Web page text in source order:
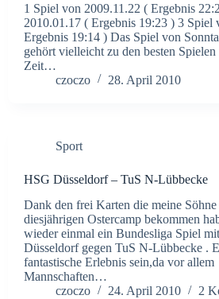
1 Spiel von 2009.11.22 ( Ergebnis
2010.01.17 ( Ergebnis 19:23 ) 3 Spiel
Ergebnis 19:14 ) Das Spiel von
gehört vielleicht zu den besten
Zeit…
czoczo
28. April 2010
Sport
HSG Düsseldorf – TuS N-Lübbecke
Dank den frei Karten die meine
diesjährigen Ostercamp bekommen
wieder einmal ein Bundesliga Spiel
Düsseldorf gegen TuS N-Lübbecke .
fantastische Erlebnis sein,da vor
Mannschaften…
czoczo
24. April 2010 2